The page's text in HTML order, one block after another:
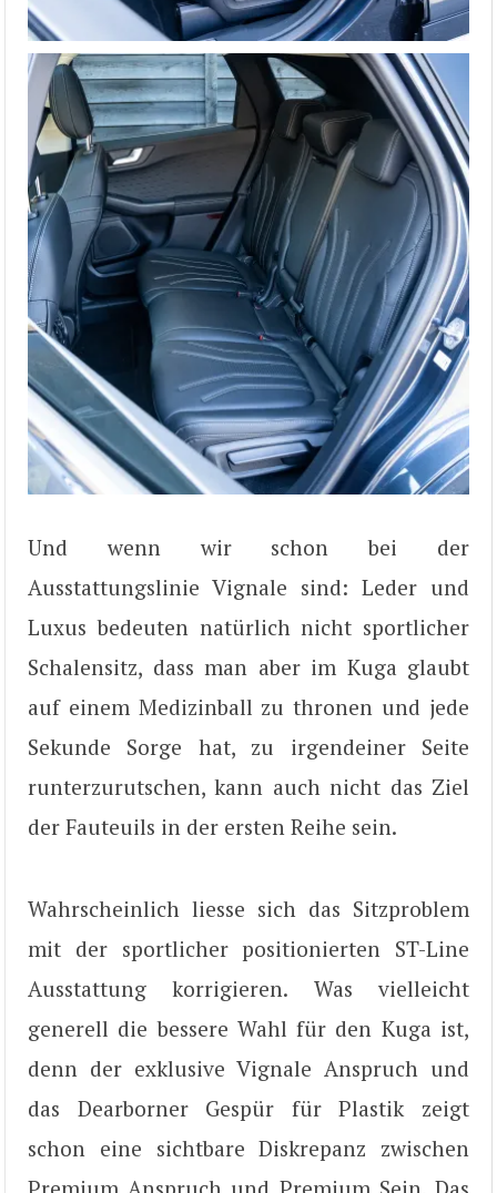
Und wenn wir schon bei der
Ausstattungslinie Vignale sind: Leder und
Luxus bedeuten natürlich nicht sportlicher
Schalensitz, dass man aber im Kuga glaubt
auf einem Medizinball zu thronen und jede
Sekunde Sorge hat, zu irgendeiner Seite
runterzurutschen, kann auch nicht das Ziel
der Fauteuils in der ersten Reihe sein.
Wahrscheinlich liesse sich das Sitzproblem
mit der sportlicher positionierten ST-Line
Ausstattung korrigieren. Was vielleicht
generell die bessere Wahl für den Kuga ist,
denn der exklusive Vignale Anspruch und
das Dearborner Gespür für Plastik zeigt
schon eine sichtbare Diskrepanz zwischen